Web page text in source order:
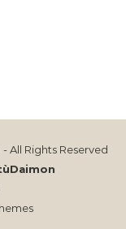
- All Rights Reserved